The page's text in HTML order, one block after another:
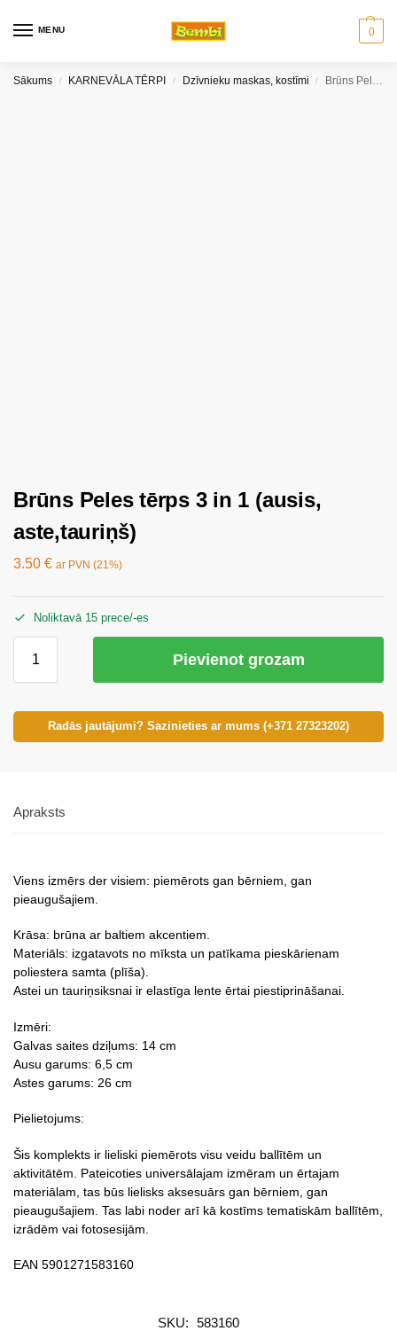
MENU 0
Sākums / KARNEVĀLA TĒRPI / Dzīvnieku maskas, kostīmi / Brūns Peles tērps 3 in 1 (ausis, aste,tauriņš)
Brūns Peles tērps 3 in 1 (ausis,
aste,tauriņš)
3.50 € ar PVN (21%)
Noliktavā 15 prece/-es
Pievienot grozam
Radās jautājumi? Sazinieties ar mums (+371 27323202)
Apraksts
Viens izmērs der visiem: piemērots gan bērniem, gan
pieaugušajiem.
Krāsa: brūna ar baltiem akcentiem.
Materiāls: izgatavots no mīksta un patīkama pieskārienam
poliestera samta (plīša).
Astei un tauriņsiksnai ir elastīga lente ērtai piestiprināšanai.
Izmēri:
Galvas saites dziļums: 14 cm
Ausu garums: 6,5 cm
Astes garums: 26 cm
Pielietojums:
Šis komplekts ir lieliski piemērots visu veidu ballītēm un
aktivitātēm. Pateicoties universālajam izmēram un ērtajam
materiālam, tas būs lielisks aksesuārs gan bērniem, gan
pieaugušajiem. Tas labi noder arī kā kostīms tematiskām ballītēm,
izrādēm vai fotosesijām.
EAN 5901271583160
SKU: 583160